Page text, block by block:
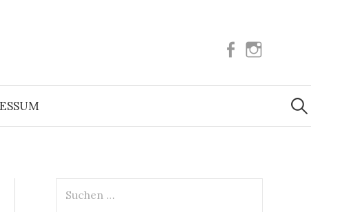
Facebook
Suchen
nach:
nach: